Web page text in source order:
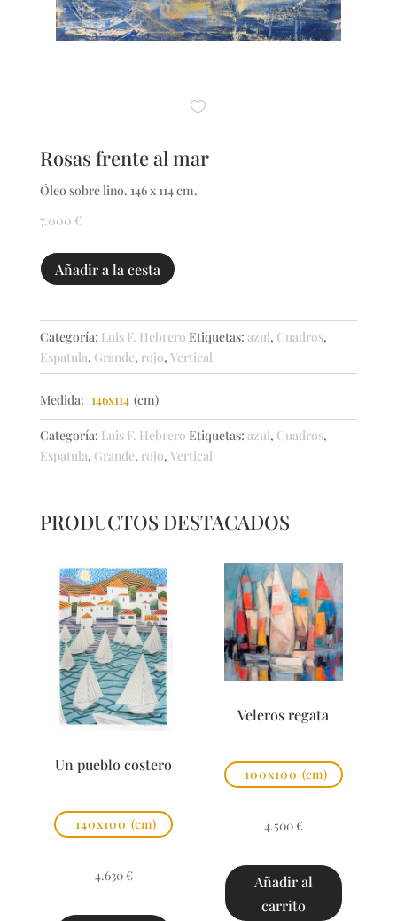
Rosas frente al mar
Óleo sobre lino. 146 x 114 cm.
7.000 €
Rosas
frente
mar
cantidad
Añadir a la cesta
Categoría: Luis F. Hebrero Etiquetas: azul, Cuadros,
Espatula, Grande, rojo, Vertical
Medida: 146x114 (cm)
Categoría: Luis F. Hebrero Etiquetas: azul, Cuadros,
Espatula, Grande, rojo, Vertical
PRODUCTOS DESTACADOS
Un pueblo costero
140x100 (cm)
4.630 €
Veleros regata
100x100 (cm)
4.500 €
Añadir al
carrito